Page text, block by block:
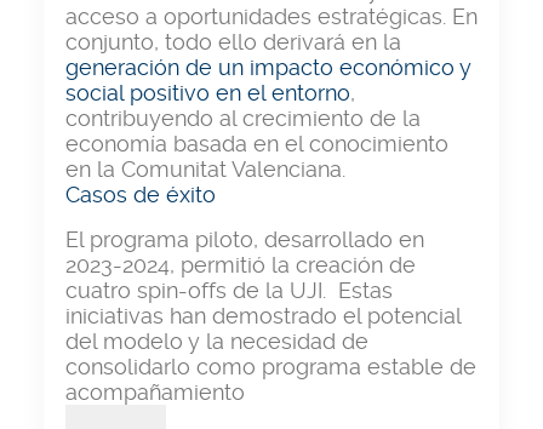
acceso a oportunidades estratégicas. En
conjunto, todo ello derivará en la
generación de un impacto económico y
social positivo en el entorno,
contribuyendo al crecimiento de la
economía basada en el conocimiento
en la Comunitat Valenciana.
Casos de éxito
El programa piloto, desarrollado en
2023-2024, permitió la creación de
cuatro spin-offs de la UJI. Estas
iniciativas han demostrado el potencial
del modelo y la necesidad de
consolidarlo como programa estable de
acompañamiento